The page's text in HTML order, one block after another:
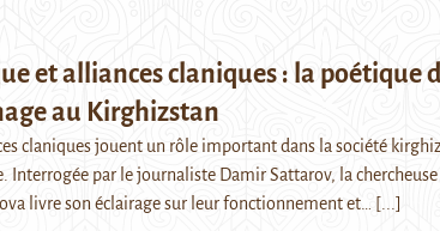
et alliances claniques : la poétique
au Kirghizstan
claniques jouent un rôle important dans la société
Interrogée par le journaliste Damir Sattarov, la chercheuse
livre son éclairage sur leur fonctionnement et…
[...]